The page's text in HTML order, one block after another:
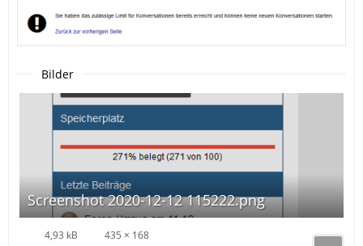
Bilder
Screenshot 2020-12-12 115222.png
4,93 kB 435 × 168